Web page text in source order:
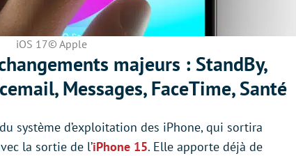
iOS 17© Apple
majeurs : StandBy,
Messages, FaceTime, Santé
système d’exploitation des iPhone, qui sortira
la sortie de l’iPhone 15. Elle apporte déjà de